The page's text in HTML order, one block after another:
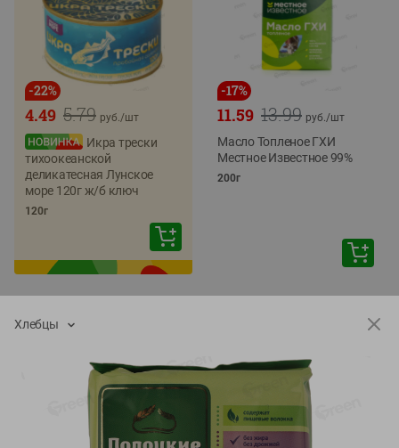
-22%
5.79
4.49 руб./шт
Икра трески
тихоокеанской
деликатесная Лунское
море 120г ж/б ключ
120г
-17%
13.99
11.59 руб./шт
Масло Топленое ГХИ
Местное Известное 99%
200г
-20%
Хлебцы